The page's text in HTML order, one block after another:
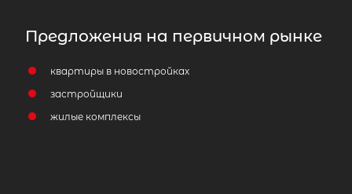
Предложения на первичном рынке
квартиры в новостройках
застройщики
жилые комплексы